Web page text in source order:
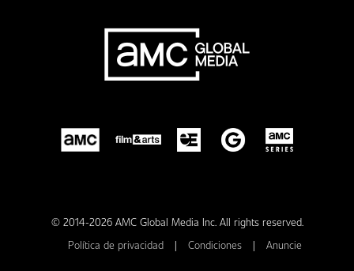
© 2014-2026 AMC Global Media Inc. All rights reserved.
Política de privacidad
| Condiciones | Anuncie